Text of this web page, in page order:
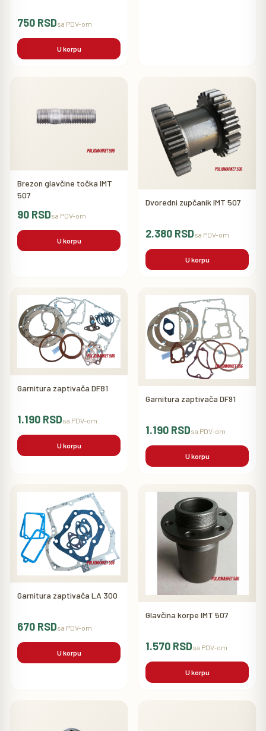
750 RSDsa PDV-om
U korpu
Brezon glavčine točka IMT
507
90 RSDsa PDV-om
U korpu
Dvoredni zupčanik IMT 507
2.380 RSDsa PDV-om
U korpu
Garnitura zaptivača DF81
1.190 RSDsa PDV-om
U korpu
Garnitura zaptivača DF91
1.190 RSDsa PDV-om
U korpu
Garnitura zaptivača LA 300
670 RSDsa PDV-om
U korpu
Glavčina korpe IMT 507
1.570 RSDsa PDV-om
U korpu